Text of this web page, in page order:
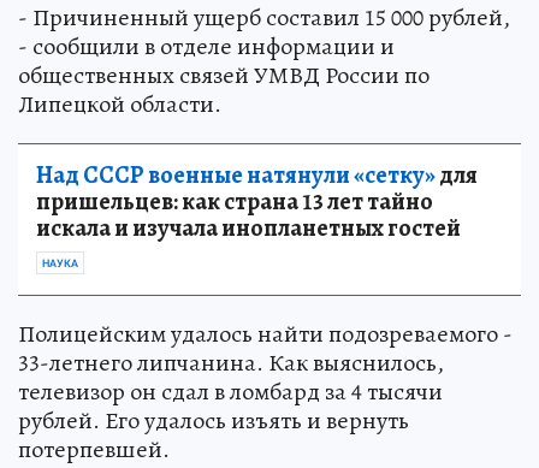
- Причиненный ущерб составил 15 000 рублей,
- сообщили в отделе информации и
общественных связей УМВД России по
Липецкой области.
Над СССР военные натянули «сетку»для
пришельцев: как страна 13 лет тайно
искала и изучала инопланетных гостей
НАУКА
Полицейским удалось найти подозреваемого -
33-летнего липчанина. Как выяснилось,
телевизор он сдал в ломбард за 4 тысячи
рублей. Его удалось изъять и вернуть
потерпевшей.